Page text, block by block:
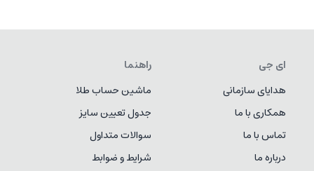
ای جی
هدایای سازمانی
همکاری با ما
تماس با ما
درباره ما
راهنما
ماشین حساب طلا
جدول تعیین سایز
سوالات متداول
شرایط و ضوابط